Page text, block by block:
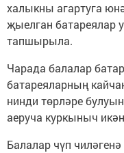
халыкны агартуга
җыелган батареялар
тапшырыла.
Чарада балалар
батареяларның
нинди төрләре
аеруча куркыныч
Балалар чүп